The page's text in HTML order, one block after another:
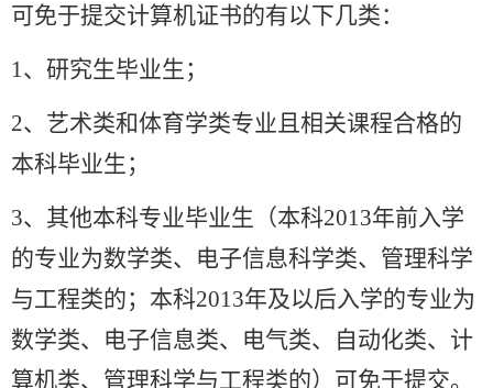
可免于提交计算机证书的有以下几类：
1 、研究生毕业生；
2、艺术类和体育学类专业且相关课程合格的
本科毕业生；
3、其他本科专业毕业生（本科2013年前入学
的专业为数学类、电子信息科学类、管理科学
与工程类的；本科2013年及以后入学的专业为
数学类、电子信息类、电气类、自动化类、计
算机类、管理科学与工程类的）可免于提交。